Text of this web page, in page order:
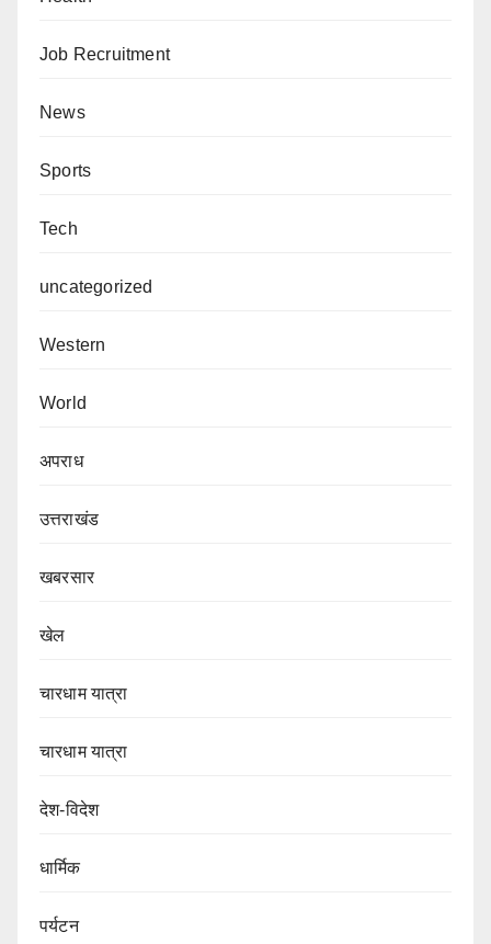
Job Recruitment
News
Sports
Tech
uncategorized
Western
World
अपराध
उत्तराखंड
खबरसार
खेल
चारधाम यात्रा
चारधाम यात्रा
देश-विदेश
धार्मिक
पर्यटन